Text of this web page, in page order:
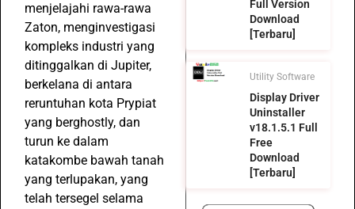
menjelajahi rawa-rawa
Zaton, menginvestigasi
kompleks industri yang
ditinggalkan di Jupiter,
berkelana di antara
reruntuhan kota Prypiat
yang berghostly, dan
turun ke dalam
katakombe bawah tanah
yang terlupakan, yang
telah tersegel selama
Full Version
Download
[Terbaru]
Utility Software
Display Driver
Uninstaller
v18.1.5.1 Full
Free
Download
[Terbaru]